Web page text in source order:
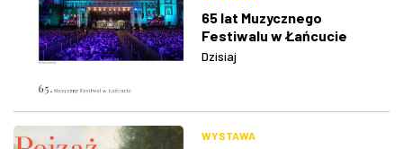
65 lat Muzycznego
Festiwalu w Łańcucie
Dzisiaj
WYSTAWA